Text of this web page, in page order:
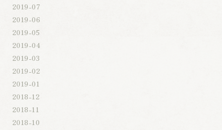
2019-07
2019-06
2019-05
2019-04
2019-03
2019-02
2019-01
2018-12
2018-11
2018-10